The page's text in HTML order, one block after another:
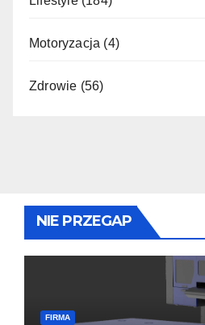
Motoryzacja (4)
Zdrowie (56)
NIE PRZEGAP
FIRMA